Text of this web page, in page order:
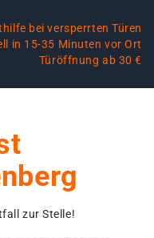
bei versperrten Türen
in 15-35 Minuten vor Ort
Türöffnung ab 30 €
zur Stelle!